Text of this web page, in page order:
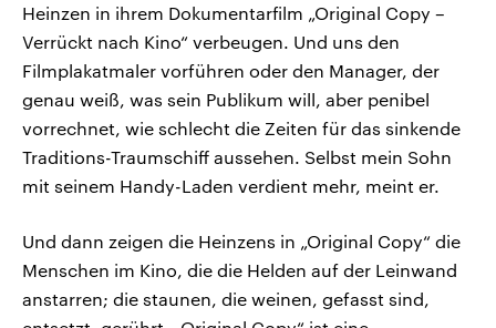
Heinzen in ihrem Dokumentarfilm „Original Copy –
Verrückt nach Kino“ verbeugen. Und uns den
Filmplakatmaler vorführen oder den Manager, der
genau weiß, was sein Publikum will, aber penibel
vorrechnet, wie schlecht die Zeiten für das sinkende
Traditions-Traumschiff aussehen. Selbst mein Sohn
mit seinem Handy-Laden verdient mehr, meint er.
Und dann zeigen die Heinzens in „Original Copy“ die
Menschen im Kino, die die Helden auf der Leinwand
anstarren; die staunen, die weinen, gefasst sind,